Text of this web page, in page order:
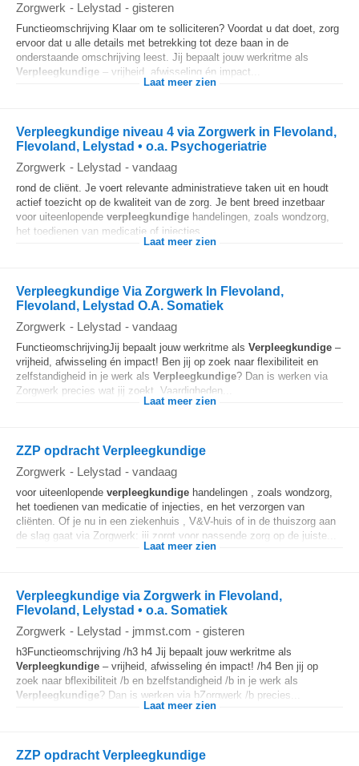
Zorgwerk - Lelystad - gisteren
Functieomschrijving Klaar om te solliciteren? Voordat u dat doet, zorg
ervoor dat u alle details met betrekking tot deze baan in de
onderstaande omschrijving leest. Jij bepaalt jouw werkritme als
Verpleegkundige – vrijheid, afwisseling én impact...
Laat meer zien
Verpleegkundige niveau 4 via Zorgwerk in Flevoland,
Flevoland, Lelystad • o.a. Psychogeriatrie
Zorgwerk - Lelystad - vandaag
rond de cliënt. Je voert relevante administratieve taken uit en houdt
actief toezicht op de kwaliteit van de zorg. Je bent breed inzetbaar
voor uiteenlopende verpleegkundige handelingen, zoals wondzorg,
het toedienen van medicatie of injecties...
Laat meer zien
Verpleegkundige Via Zorgwerk In Flevoland,
Flevoland, Lelystad O.A. Somatiek
Zorgwerk - Lelystad - vandaag
FunctieomschrijvingJij bepaalt jouw werkritme als Verpleegkundige –
vrijheid, afwisseling én impact! Ben jij op zoek naar flexibiliteit en
zelfstandigheid in je werk als Verpleegkundige? Dan is werken via
Zorgwerk precies wat jij zoekt. Vaardigheden...
Laat meer zien
ZZP opdracht Verpleegkundige
Zorgwerk - Lelystad - vandaag
voor uiteenlopende verpleegkundige handelingen , zoals wondzorg,
het toedienen van medicatie of injecties, en het verzorgen van
cliënten. Of je nu in een ziekenhuis , V&V-huis of in de thuiszorg aan
de slag gaat via Zorgwerk: jij zorgt voor passende zorg op de juiste...
Laat meer zien
Verpleegkundige via Zorgwerk in Flevoland,
Flevoland, Lelystad • o.a. Somatiek
Zorgwerk - Lelystad - jmmst.com - gisteren
h3Functieomschrijving /h3 h4 Jij bepaalt jouw werkritme als
Verpleegkundige – vrijheid, afwisseling én impact! /h4 Ben jij op
zoek naar bflexibiliteit /b en bzelfstandigheid /b in je werk als
Verpleegkundige? Dan is werken via bZorgwerk /b precies...
Laat meer zien
ZZP opdracht Verpleegkundige